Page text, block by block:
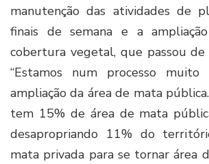
manutenção das atividades de
finais de semana e a
cobertura vegetal, que passou de
“Estamos num processo
ampliação da área de mata
tem 15% de área de mata
desapropriando 11% do
mata privada para se tornar área